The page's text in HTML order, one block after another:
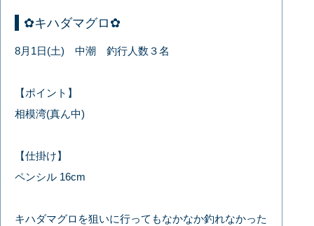
✿キハダマグロ✿
8月1日(土) 中潮 釣行人数３名
【ポイント】
相模湾(真ん中)
【仕掛け】
ペンシル 16cm
キハダマグロを狙いに行ってもなかなか釣れなかった